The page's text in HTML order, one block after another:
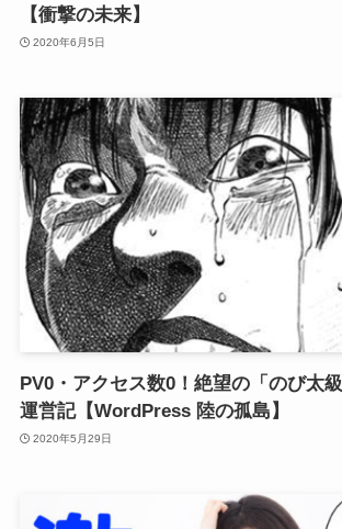
【衝撃の未来】
2020年6月5日
PV0・アクセス数0！絶望の「のび太
運営記【WordPress 陸の孤島】
2020年5月29日